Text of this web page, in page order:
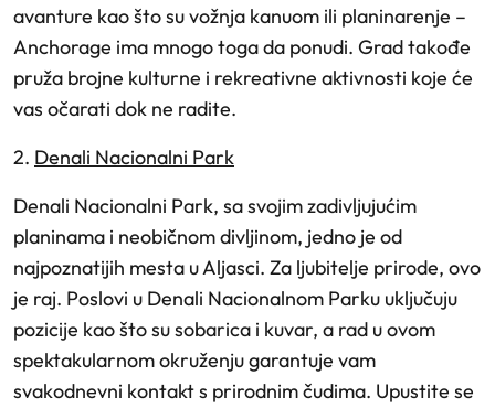
avanture kao što su vožnja kanuom ili planinarenje –
Anchorage ima mnogo toga da ponudi. Grad takođe
pruža brojne kulturne i rekreativne aktivnosti koje će
vas očarati dok ne radite.
2. Denali Nacionalni Park
Denali Nacionalni Park, sa svojim zadivljujućim
planinama i neobičnom divljinom, jedno je od
najpoznatijih mesta u Aljasci. Za ljubitelje prirode, ovo
je raj. Poslovi u Denali Nacionalnom Parku uključuju
pozicije kao što su sobarica i kuvar, a rad u ovom
spektakularnom okruženju garantuje vam
svakodnevni kontakt s prirodnim čudima. Upustite se